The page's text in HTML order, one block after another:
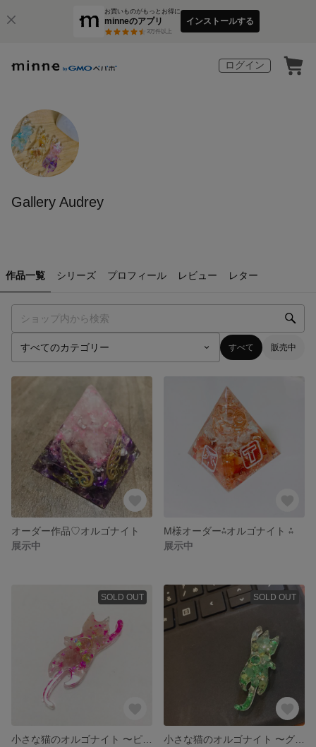
お買いものがもっとお得に
minneのアプリ
3万件以上
インストールする
ログイン
Gallery Audrey
作品一覧 シリーズ プロフィール レビュー レター
すべて 販売中
オーダー作品♡オルゴナイト
展示中
M様オーダー⁂オルゴナイト ⁂
展示中
SOLD OUT SOLD OUT